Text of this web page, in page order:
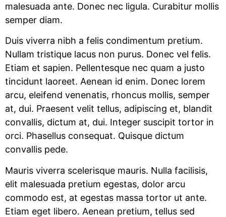
malesuada ante. Donec nec ligula. Curabitur mollis
semper diam.
Duis viverra nibh a felis condimentum pretium.
Nullam tristique lacus non purus. Donec vel felis.
Etiam et sapien. Pellentesque nec quam a justo
tincidunt laoreet. Aenean id enim. Donec lorem
arcu, eleifend venenatis, rhoncus mollis, semper
at, dui. Praesent velit tellus, adipiscing et, blandit
convallis, dictum at, dui. Integer suscipit tortor in
orci. Phasellus consequat. Quisque dictum
convallis pede.
Mauris viverra scelerisque mauris. Nulla facilisis,
elit malesuada pretium egestas, dolor arcu
commodo est, at egestas massa tortor ut ante.
Etiam eget libero. Aenean pretium, tellus sed